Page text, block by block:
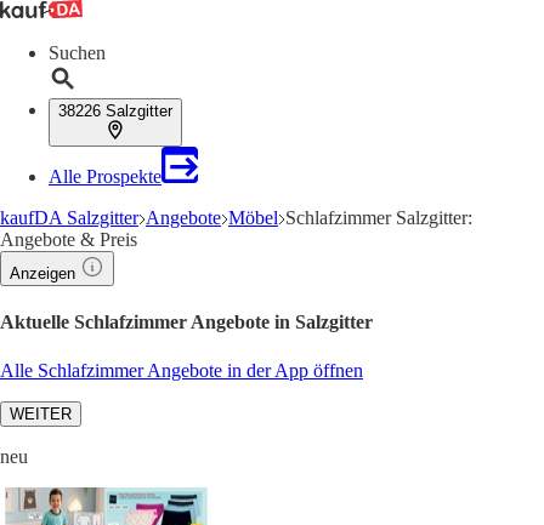
Suchen
38226 Salzgitter
Alle Prospekte
kaufDA Salzgitter Angebote Möbel Schlafzimmer Salzgitter:
Angebote & Preis
Anzeigen
Aktuelle Schlafzimmer Angebote in Salzgitter
Alle Schlafzimmer Angebote in der App öffnen
WEITER
neu